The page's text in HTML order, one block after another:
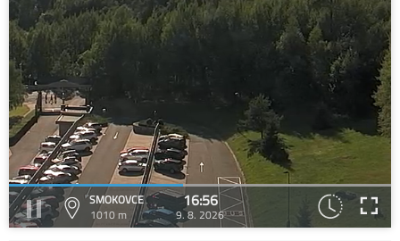
SMOKOVCE
1010 m
16:56
9. 8. 2026